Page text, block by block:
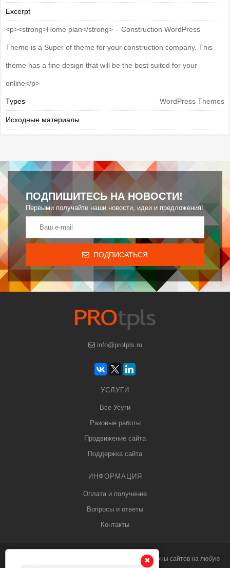
Excerpt
<p><strong>Home plan</strong> – Construction WordPress
Theme is a Super of theme for your construction company. This
theme has a fine design that will be the best suited for your
online</p>
Types WordPress Themes
Исходные материалы
ПОДПИШИТЕСЬ НА НОВОСТИ!
Первыми получайте наши новости, идеи и предложения!
ПОДПИСАТЬСЯ
info@protpls.ru
УСЛУГИ
Все Усуги
Разовые работы
Продвижение сайта
Поддержка сайта
ИНФОРМАЦИЯ
Оплата и получение
Вопросы и ответы
Контакты
tpls.ru профессиональныешаблоны сайтов на любую
✖
✖